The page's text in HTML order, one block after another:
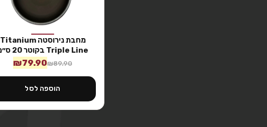
מחבת נירוסטה Titanium
Triple Line בקוטר 20 ס״מ
₪89.90
₪79.90
הוספה לסל